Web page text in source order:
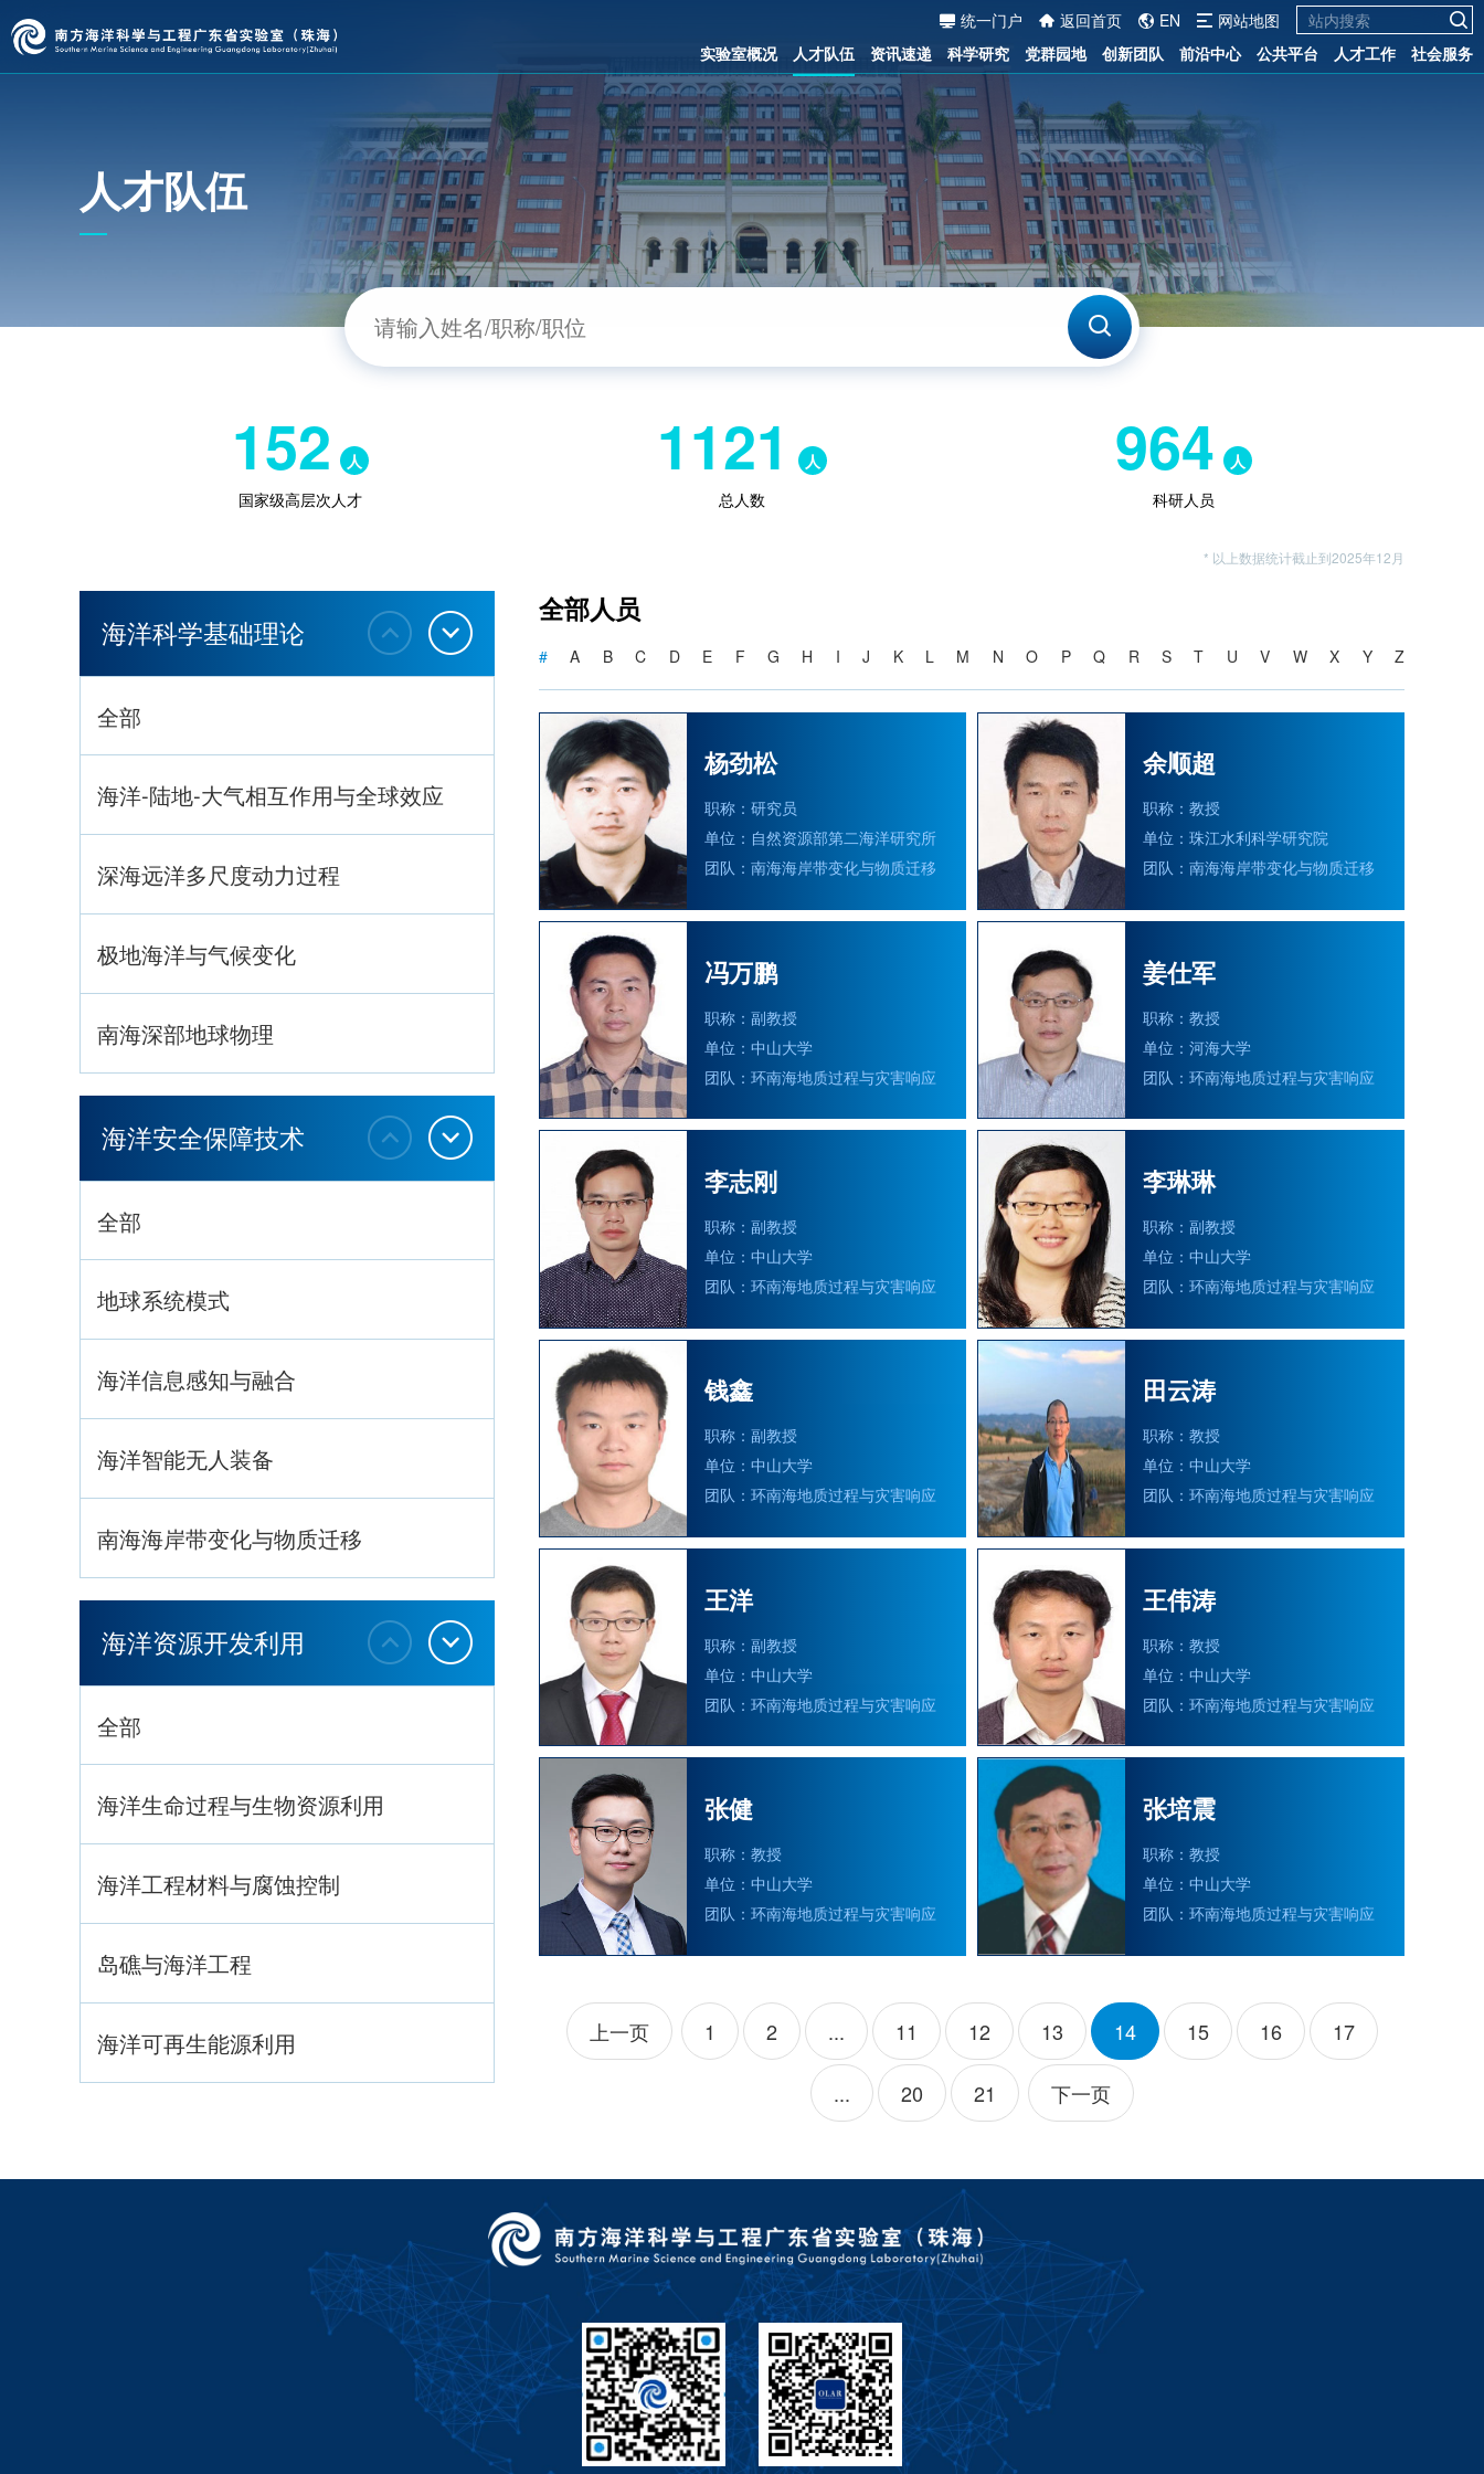
统一门户 返回首页 EN
网站地图
实验室概况
人才队伍 资讯速递 科学研究 党群园地 创新团队 前沿中心 公共平台 人才工作 社会服务
人才队伍
152
人
国家级高层次人才
1121
人
总人数
964
人
科研人员
* 以上数据统计截止到2025年12月
海洋科学基础理论
全部
海洋-陆地-大气相互作用与全球效应
深海远洋多尺度动力过程
极地海洋与气候变化
南海深部地球物理
海洋安全保障技术
全部
地球系统模式
海洋信息感知与融合
海洋智能无人装备
南海海岸带变化与物质迁移
海洋资源开发利用
全部
海洋生命过程与生物资源利用
海洋工程材料与腐蚀控制
岛礁与海洋工程
海洋可再生能源利用
全部人员
# A B C D E F G H I J K L M N O P Q R S T U V W X Y Z
杨劲松
职称：研究员
单位：自然资源部第二海洋研究所
团队：南海海岸带变化与物质迁移
余顺超
职称：教授
单位：珠江水利科学研究院
团队：南海海岸带变化与物质迁移
冯万鹏
职称：副教授
单位：中山大学
团队：环南海地质过程与灾害响应
姜仕军
职称：教授
单位：河海大学
团队：环南海地质过程与灾害响应
李志刚
职称：副教授
单位：中山大学
团队：环南海地质过程与灾害响应
李琳琳
职称：副教授
单位：中山大学
团队：环南海地质过程与灾害响应
钱鑫
职称：副教授
单位：中山大学
团队：环南海地质过程与灾害响应
田云涛
职称：教授
单位：中山大学
团队：环南海地质过程与灾害响应
王洋
职称：副教授
单位：中山大学
团队：环南海地质过程与灾害响应
王伟涛
职称：教授
单位：中山大学
团队：环南海地质过程与灾害响应
张健
职称：教授
单位：中山大学
团队：环南海地质过程与灾害响应
张培震
职称：教授
单位：中山大学
团队：环南海地质过程与灾害响应
上一页 1 2 ... 11 12 13 14 15 16 17
... 20 21 下一页